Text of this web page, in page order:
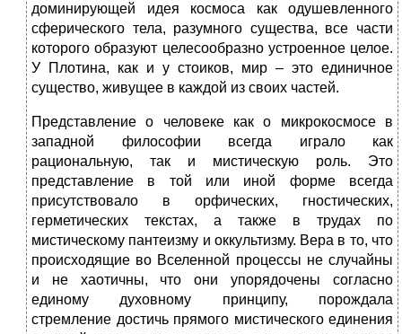
доминирующей идея космоса как одушевленного
сферического тела, разумного существа, все части
которого образуют целесообразно устроенное целое.
У Плотина, как и у стоиков, мир – это единичное
существо, живущее в каждой из своих частей.
Представление о человеке как о микрокосмосе в
западной философии всегда играло как
рациональную, так и мистическую роль. Это
представление в той или иной форме всегда
присутствовало в орфических, гностических,
герметических текстах, а также в трудах по
мистическому пантеизму и оккультизму. Вера в то, что
происходящие во Вселенной процессы не случайны
и не хаотичны, что они упорядочены согласно
единому духовному принципу, порождала
стремление достичь прямого мистического единения